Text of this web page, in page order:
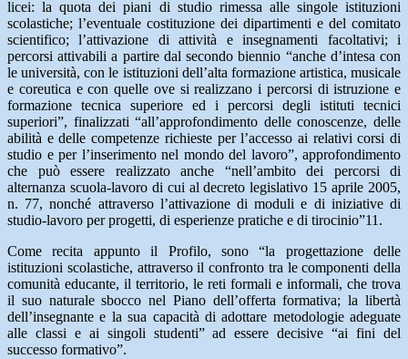
licei: la quota dei piani di studio rimessa alle singole istituzioni
scolastiche; l’eventuale costituzione dei dipartimenti e del comitato
scientifico; l’attivazione di attività e insegnamenti facoltativi; i
percorsi attivabili a partire dal secondo biennio “anche d’intesa con
le università, con le istituzioni dell’alta formazione artistica, musicale
e coreutica e con quelle ove si realizzano i percorsi di istruzione e
formazione tecnica superiore ed i percorsi degli istituti tecnici
superiori”, finalizzati “all’approfondimento delle conoscenze, delle
abilità e delle competenze richieste per l’accesso ai relativi corsi di
studio e per l’inserimento nel mondo del lavoro”, approfondimento
che può essere realizzato anche “nell’ambito dei percorsi di
alternanza scuola-lavoro di cui al decreto legislativo 15 aprile 2005,
n. 77, nonché attraverso l’attivazione di moduli e di iniziative di
studio-lavoro per progetti, di esperienze pratiche e di tirocinio”11.
Come recita appunto il Profilo, sono “la progettazione delle
istituzioni scolastiche, attraverso il confronto tra le componenti della
comunità educante, il territorio, le reti formali e informali, che trova
il suo naturale sbocco nel Piano dell’offerta formativa; la libertà
dell’insegnante e la sua capacità di adottare metodologie adeguate
alle classi e ai singoli studenti” ad essere decisive “ai fini del
successo formativo”.